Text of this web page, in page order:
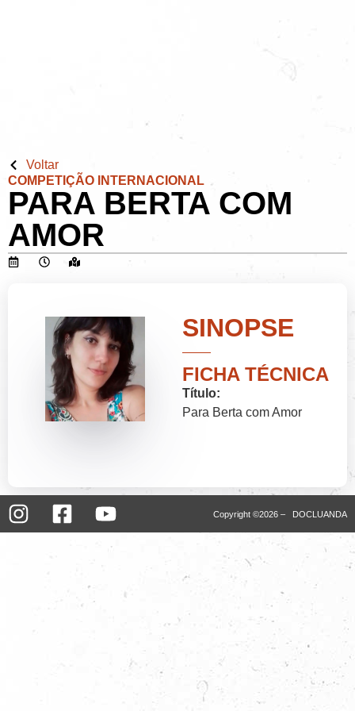
Voltar
COMPETIÇÃO INTERNACIONAL
PARA BERTA COM
AMOR
SINOPSE
FICHA TÉCNICA
Título:
Para Berta com Amor
Copyright ©2026 – DOCLUANDA